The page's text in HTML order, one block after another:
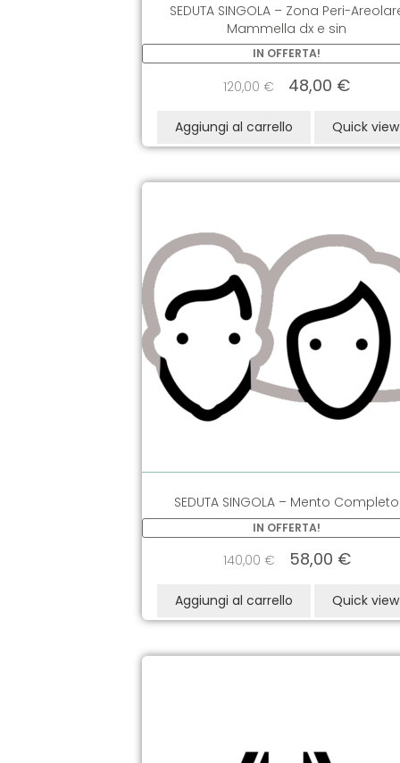
SEDUTA SINGOLA – Zona Peri-
Mammella dx e sin
IN OFFERTA!
120,00 € 48,00 €
Aggiungi al carrello Quick view
SEDUTA SINGOLA – Mento Completo
IN OFFERTA!
140,00 € 58,00 €
Aggiungi al carrello Quick view